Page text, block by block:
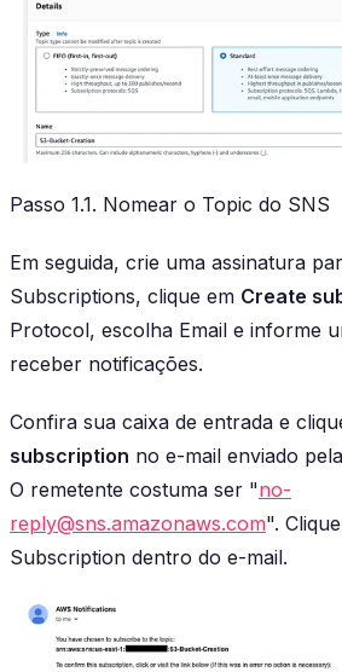
Passo 1.1. Nomear o Topic do SNS
Em seguida, crie uma assinatura
Subscriptions, clique em Create
Protocol, escolha Email e informe
receber notificações.
Confira sua caixa de entrada e
subscription no e-mail enviado
O remetente costuma ser "no-
reply@sns.amazonaws.com".
Subscription dentro do e-mail.